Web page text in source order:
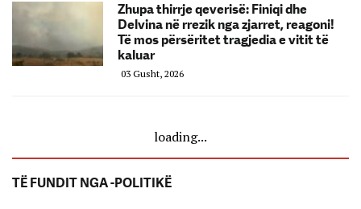
Zhupa thirrje qeverisë: Finiqi dhe
Delvina në rrezik nga zjarret, reagoni!
Të mos përsëritet tragjedia e vitit të
kaluar
03 Gusht, 2026
loading...
TË FUNDIT NGA -POLITIKË